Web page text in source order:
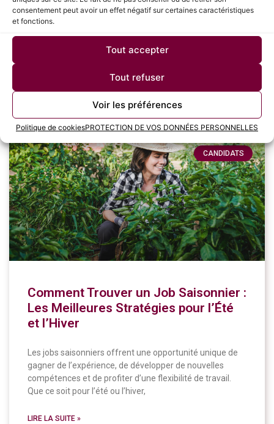
consentement peut avoir un effet négatif sur certaines caractéristiques
et fonctions.
Tout accepter
Tout refuser
Voir les préférences
Politique de cookiesPROTECTION DE VOS DONNÉES PERSONNELLES
processus de recrutement, souvent redoutée par de
nombreux candidats. Savoir défendre sa valeur et
obtenir une rémunération juste peut avoir un
CANDIDATS
Comment Trouver un Job Saisonnier :
Les Meilleures Stratégies pour l’Été
et l’Hiver
Les jobs saisonniers offrent une opportunité unique de
gagner de l’expérience, de développer de nouvelles
compétences et de profiter d’une flexibilité de travail.
Que ce soit pour l’été ou l’hiver,
LIRE LA SUITE »